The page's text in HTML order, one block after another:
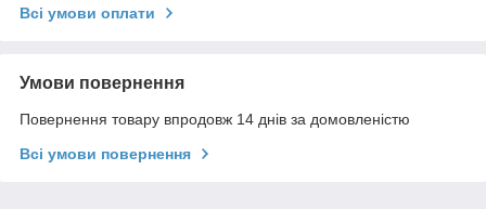
Всі умови оплати
Умови повернення
Повернення товару впродовж 14 днів за домовленістю
Всі умови повернення